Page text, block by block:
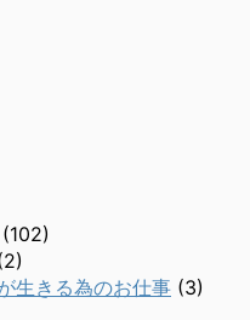
(102)
生きる為のお仕事 (3)